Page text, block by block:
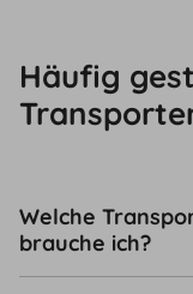
Häufig
Welche
brauche ich?